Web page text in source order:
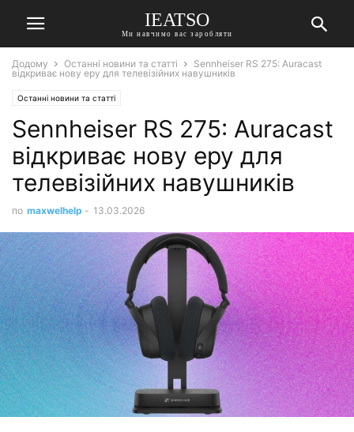
IEATSO
Ми навчимо вас заробляти
Додому Останні новини та статті
Sennheiser RS 275: Auracast
відкриває нову еру для телевізійних навушників
Останні новини та статті
Sennheiser RS 275: Auracast
відкриває нову еру для
телевізійних навушників
по maxwelhelp - 13.03.2026